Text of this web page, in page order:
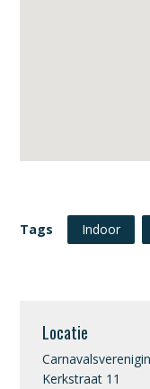
Tags Indoor
Locatie
Kerkstraat 11